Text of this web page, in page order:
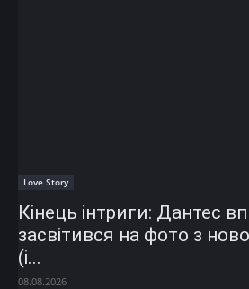
Love Story
Кінець інтриги: Дантес
засвітився на фото з
(і...
08.08.2026